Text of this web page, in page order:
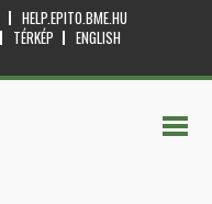
HELP.EPITO.BME.HU
TÉRKÉP
ENGLISH